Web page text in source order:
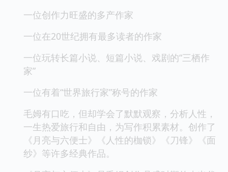
一位创作力旺盛的多产作家
一位在20世纪拥有最多读者的作家
一位玩转长篇小说、短篇小说、戏剧的“三栖作
家”
一位有着“世界旅行家”称号的作家
毛姆有口吃，但却学会了默默观察，分析人性，
一生热爱旅行和自由，为写作积累素材。创作了
《月亮与六便士》《人性的枷锁》《刀锋》《面
纱》等许多经典作品。